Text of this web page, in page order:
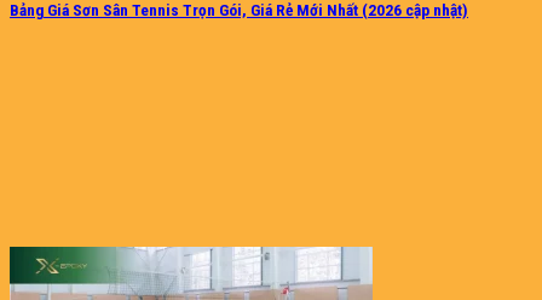
Bảng Giá Sơn Sân Tennis Trọn Gói, Giá Rẻ Mới Nhất (2026 cập nhật)